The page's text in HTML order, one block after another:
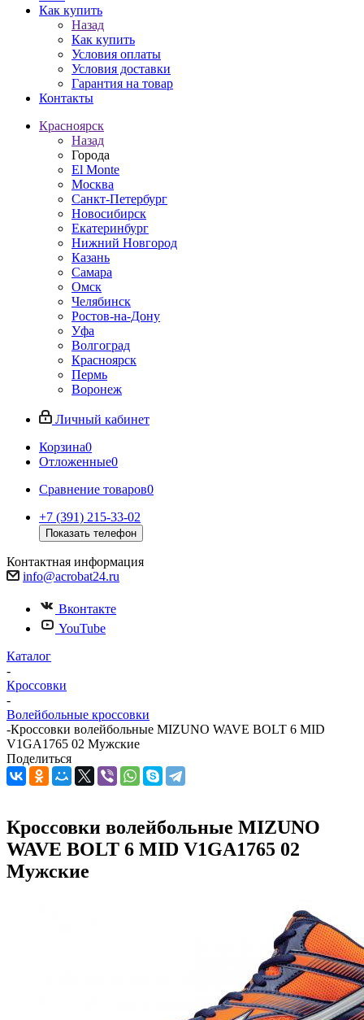
Как купить
Назад
Как купить
Условия оплаты
Условия доставки
Гарантия на товар
Контакты
Красноярск
Назад
Города
El Monte
Москва
Санкт-Петербург
Новосибирск
Екатеринбург
Нижний Новгород
Казань
Самара
Омск
Челябинск
Ростов-на-Дону
Уфа
Волгоград
Красноярск
Пермь
Воронеж
Личный кабинет
Корзина0
Отложенные0
Сравнение товаров0
+7 (391) 215-33-02
Показать телефон
Контактная информация
info@acrobat24.ru
Вконтакте
YouTube
Каталог
-
Кроссовки
-
Волейбольные кроссовки
-Кроссовки волейбольные MIZUNO WAVE BOLT 6 MID
V1GA1765 02 Мужские
Поделиться
Кроссовки волейбольные MIZUNO
WAVE BOLT 6 MID V1GA1765 02
Мужские